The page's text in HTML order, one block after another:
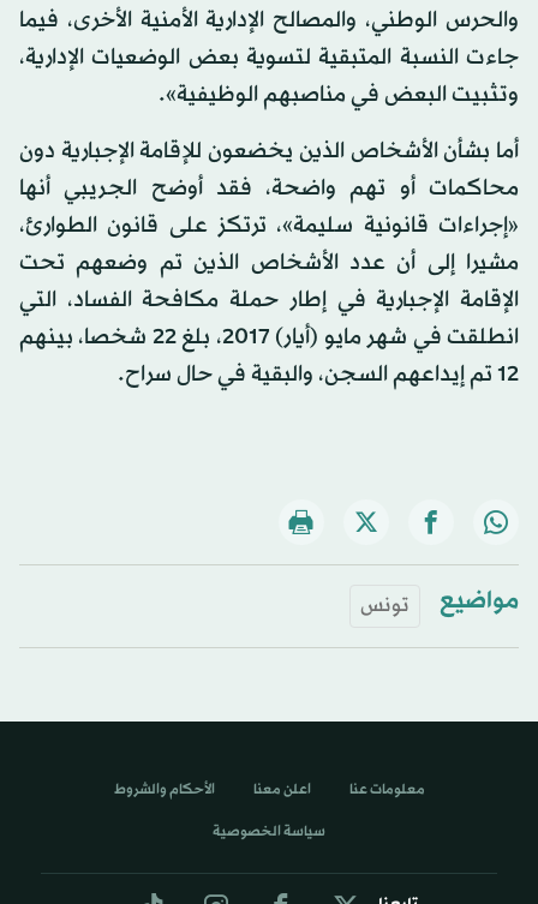
والحرس الوطني، والمصالح الإدارية الأمنية الأخرى، فيما
جاءت النسبة المتبقية لتسوية بعض الوضعيات الإدارية،
وتثبيت البعض في مناصبهم الوظيفية».
أما بشأن الأشخاص الذين يخضعون للإقامة الإجبارية دون
محاكمات أو تهم واضحة، فقد أوضح الجريبي أنها
«إجراءات قانونية سليمة»، ترتكز على قانون الطوارئ،
مشيرا إلى أن عدد الأشخاص الذين تم وضعهم تحت
الإقامة الإجبارية في إطار حملة مكافحة الفساد، التي
انطلقت في شهر مايو (أيار) 2017، بلغ 22 شخصا، بينهم
12 تم إيداعهم السجن، والبقية في حال سراح.
مواضيع تونس
معلومات عنا اعلن معنا الأحكام والشروط
سياسة الخصوصية